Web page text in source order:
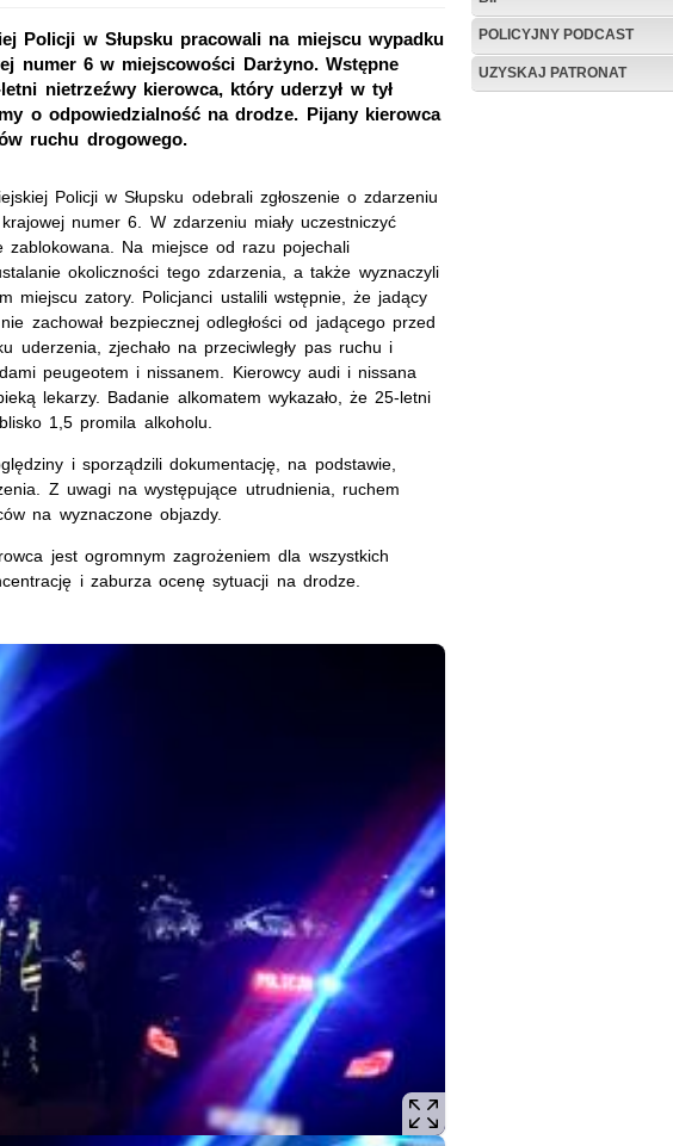
POLICYJNY PODCAST
UZYSKAJ PATRONAT
Policji w Słupsku pracowali na miejscu wypadku
numer 6 w miejscowości Darżyno. Wstępne
nietrzeźwy kierowca, który uderzył w tył
o odpowiedzialność na drodze. Pijany kierowca
ruchu drogowego.
Policji w Słupsku odebrali zgłoszenie o zdarzeniu
numer 6. W zdarzeniu miały uczestniczyć
zablokowana. Na miejsce od razu pojechali
okoliczności tego zdarzenia, a także wyznaczyli
miejscu zatory. Policjanci ustalili wstępnie, że jadący
zachował bezpiecznej odległości od jadącego przed
uderzenia, zjechało na przeciwległy pas ruchu i
peugeotem i nissanem. Kierowcy audi i nissana
lekarzy. Badanie alkomatem wykazało, że 25-letni
1,5 promila alkoholu.
i sporządzili dokumentację, na podstawie,
Z uwagi na występujące utrudnienia, ruchem
na wyznaczone objazdy.
jest ogromnym zagrożeniem dla wszystkich
i zaburza ocenę sytuacji na drodze.